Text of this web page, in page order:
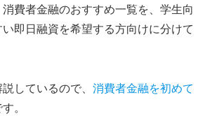
費者金融のおすすめ一覧を、学生向
即日融資を希望する方向けに分けて
しているので、 消費者金融を初めて
。